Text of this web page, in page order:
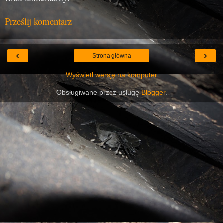
Prześlij komentarz
‹ ›
Strona główna
Wyświetl wersję na komputer
Obsługiwane przez usługęBlogger.